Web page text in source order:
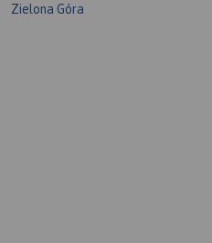
Zielona Góra